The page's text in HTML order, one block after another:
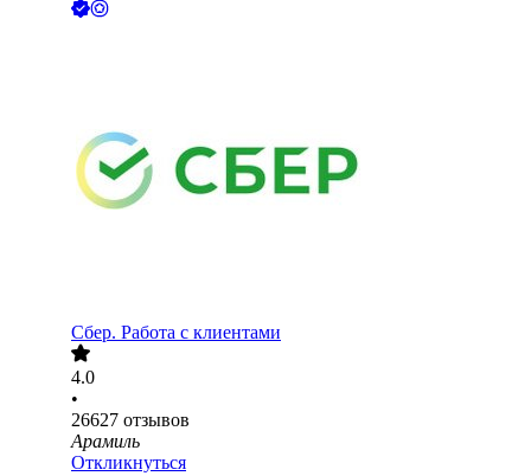
Сбер. Работа с клиентами
4.0
•
26627 отзывов
Арамиль
Откликнуться